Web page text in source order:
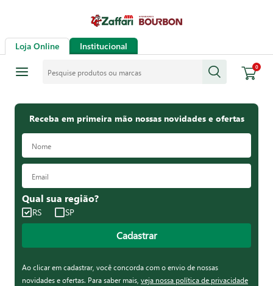
Loja Online Institucional
0
Receba em primeira mão nossas novidades e ofertas
Qual sua região?
RS SP
Cadastrar
Ao clicar em cadastrar, você concorda com o envio de nossas
novidades e ofertas. Para saber mais, veja nossa política de privacidade